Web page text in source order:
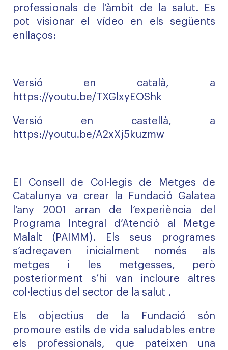
professionals de l’àmbit de la salut. Es
pot visionar el vídeo en els següents
enllaços:
Versió en català, a
https://youtu.be/TXGlxyEOShk
Versió en castellà, a
https://youtu.be/A2xXj5kuzmw
El Consell de Col·legis de Metges de
Catalunya va crear la Fundació Galatea
l’any 2001 arran de l’experiència del
Programa Integral d’Atenció al Metge
Malalt (PAIMM). Els seus programes
s’adreçaven inicialment només als
metges i les metgesses, però
posteriorment s’hi van incloure altres
col·lectius del sector de la salut .
Els objectius de la Fundació són
promoure estils de vida saludables entre
els professionals, que pateixen una